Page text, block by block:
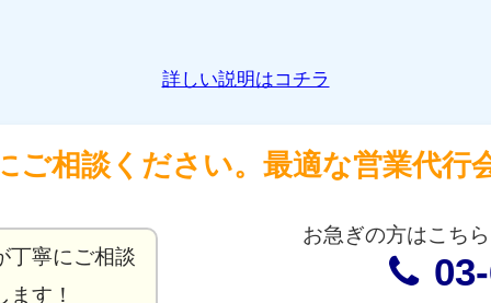
詳しい説明はコチラ
ご相談ください。最適な営業代行
丁寧にご相談
ます！
お急ぎの方はこちら